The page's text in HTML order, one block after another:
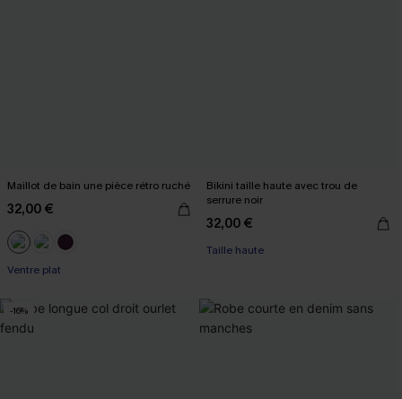
Maillot de bain une pièce rétro ruché
32,00 €
Ventre plat
Bikini taille haute avec trou de
serrure noir
32,00 €
Taille haute
-16%